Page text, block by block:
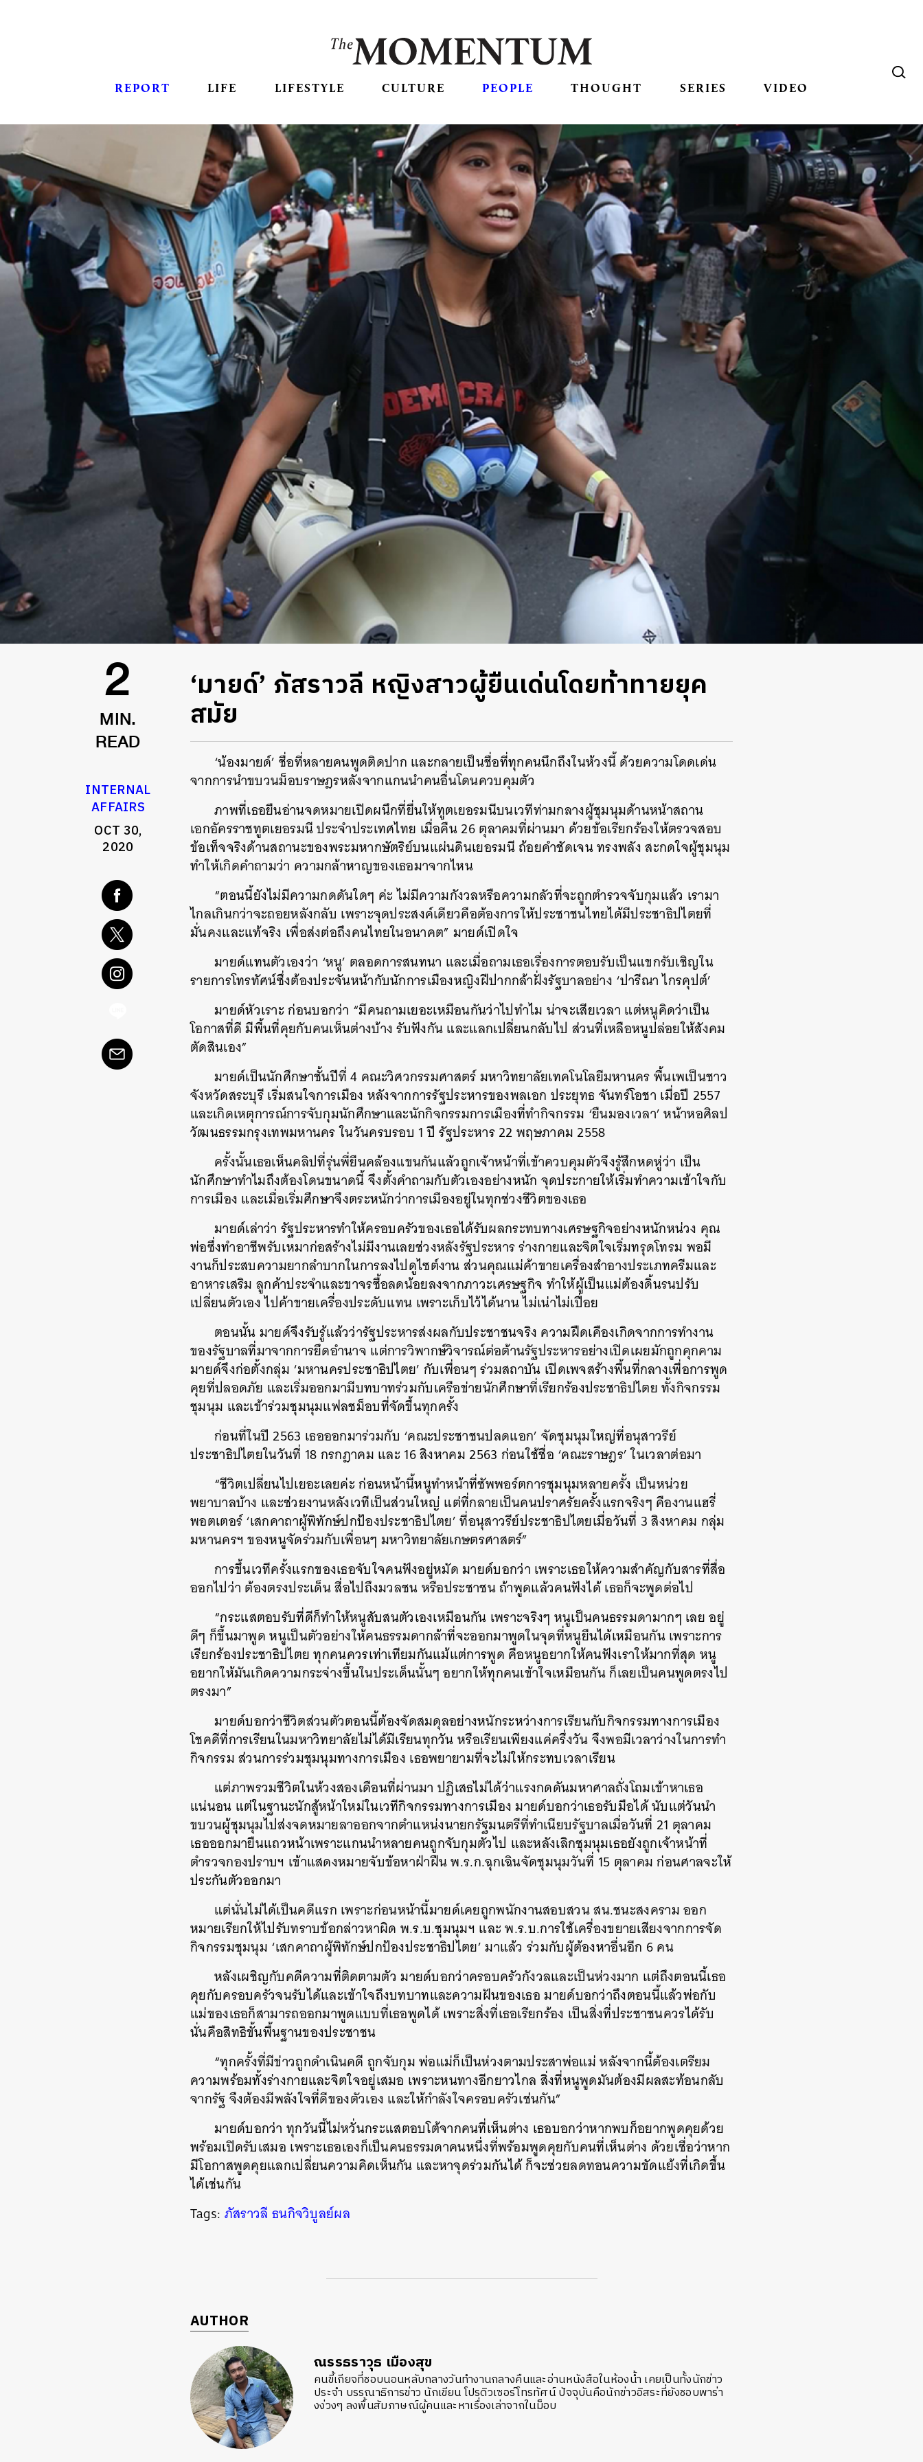
REPORT LIFE LIFESTYLE CULTURE PEOPLE THOUGHT SERIES VIDEO
2
MIN.
READ
INTERNAL
AFFAIRS
OCT 30,
2020
‘มายด์’​ ภัสราวลี หญิงสาวผู้ยืนเด่นโดยท้าทายยุค
สมัย
‘น้องมายด์’​ ชื่อที่หลายคนพูดติดปาก และกลายเป็นชื่อที่ทุกคนนึกถึงในห้วงนี้ ด้วยความโดดเด่น
จากการนำขบวนม็อบราษฎรหลังจากแกนนำคนอื่นโดนควบคุมตัว
ภาพที่เธอยืนอ่านจดหมายเปิดผนึกที่ยื่นให้ทูตเยอรมนีบนเวทีท่ามกลางผู้ชุมนุมด้านหน้าสถาน
เอกอัครราชทูตเยอรมนี ประจำประเทศไทย เมื่อคืน 26 ตุลาคมที่ผ่านมา ด้วยข้อเรียกร้องให้ตรวจสอบ
ข้อเท็จจริงด้านสถานะของพระมหากษัตริย์บนแผ่นดินเยอรมนี ถ้อยคำชัดเจน ทรงพลัง สะกดใจผู้ชุมนุม
ทำให้เกิดคำถามว่า ความกล้าหาญของเธอมาจากไหน
“ตอนนี้ยังไม่มีความกดดันใดๆ ค่ะ ไม่มีความกังวลหรือความกลัวที่จะถูกตำรวจจับกุมแล้ว เรามา
ไกลเกินกว่าจะถอยหลังกลับ เพราะจุดประสงค์เดียวคือต้องการให้ประชาชนไทยได้มีประชาธิปไตยที่
มั่นคงและแท้จริง เพื่อส่งต่อถึงคนไทยในอนาคต” มายด์เปิดใจ
มายด์แทนตัวเองว่า ‘หนู’ ตลอดการสนทนา และเมื่อถามเธอเรื่องการตอบรับเป็นแขกรับเชิญใน
รายการโทรทัศน์ซึ่งต้องประจันหน้ากับนักการเมืองหญิงฝีปากกล้าฝั่งรัฐบาลอย่าง ‘ปารีณา ไกรคุปต์’
มายด์หัวเราะ ก่อนบอกว่า “มีคนถามเยอะเหมือนกันว่าไปทำไม น่าจะเสียเวลา แต่หนูคิดว่าเป็น
โอกาสที่ดี มีพื้นที่คุยกับคนเห็นต่างบ้าง รับฟังกัน และแลกเปลี่ยนกลับไป ส่วนที่เหลือหนูปล่อยให้สังคม
ตัดสินเอง”
มายด์เป็นนักศึกษาชั้นปีที่ 4 คณะวิศวกรรมศาสตร์ มหาวิทยาลัยเทคโนโลยีมหานคร พื้นเพเป็นชาว
จังหวัดสระบุรี เริ่มสนใจการเมือง หลังจากการรัฐประหารของพลเอก ประยุทธ จันทร์โอชา เมื่อปี 2557
และเกิดเหตุการณ์การจับกุมนักศึกษาและนักกิจกรรมการเมืองที่ทำกิจกรรม ‘ยืนมองเวลา’ หน้าหอศิลป
วัฒนธรรมกรุงเทพมหานคร ในวันครบรอบ 1 ปี รัฐประหาร 22 พฤษภาคม 2558
ครั้งนั้นเธอเห็นคลิปที่รุ่นพี่ยืนคล้องแขนกันแล้วถูกเจ้าหน้าที่เข้าควบคุมตัวจึงรู้สึกหดหู่ว่า เป็น
นักศึกษาทำไมถึงต้องโดนขนาดนี้ จึงตั้งคำถามกับตัวเองอย่างหนัก จุดประกายให้เริ่มทำความเข้าใจกับ
การเมือง และเมื่อเริ่มศึกษาจึงตระหนักว่าการเมืองอยู่ในทุกช่วงชีวิตของเธอ
มายด์เล่าว่า รัฐประหารทำให้ครอบครัวของเธอได้รับผลกระทบทางเศรษฐกิจอย่างหนักหน่วง คุณ
พ่อซึ่งทำอาชีพรับเหมาก่อสร้างไม่มีงานเลยช่วงหลังรัฐประหาร ร่างกายและจิตใจเริ่มทรุดโทรม พอมี
งานก็ประสบความยากลำบากในการลงไปดูไซต์งาน ส่วนคุณแม่ค้าขายเครื่องสำอางประเภทครีมและ
อาหารเสริม ลูกค้าประจำและขาจรซื้อลดน้อยลงจากภาวะเศรษฐกิจ ทำให้ผู้เป็นแม่ต้องดิ้นรนปรับ
เปลี่ยนตัวเอง ไปค้าขายเครื่องประดับแทน เพราะเก็บไว้ได้นาน ไม่เน่าไม่เปื่อย
ตอนนั้น มายด์จึงรับรู้แล้วว่ารัฐประหารส่งผลกับประชาชนจริง ความฝืดเคืองเกิดจากการทำงาน
ของรัฐบาลที่มาจากการยึดอำนาจ แต่การวิพากษ์วิจารณ์ต่อต้านรัฐประหารอย่างเปิดเผยมักถูกคุกคาม
มายด์จึงก่อตั้งกลุ่ม ‘มหานครประชาธิปไตย’​ กับเพื่อนๆ ร่วมสถาบัน เปิดเพจสร้างพื้นที่กลางเพื่อการพูด
คุยที่ปลอดภัย และเริ่มออกมามีบทบาทร่วมกับเครือข่ายนักศึกษาที่เรียกร้องประชาธิปไตย ทั้งกิจกรรม
ชุมนุม และเข้าร่วมชุมนุมแฟลชม็อบที่จัดขึ้นทุกครั้ง
ก่อนที่ในปี 2563 เธอออกมาร่วมกับ ‘คณะประชาชนปลดแอก’ จัดชุมนุมใหญ่ที่อนุสาวรีย์
ประชาธิปไตยในวันที่ 18 กรกฎาคม และ 16 สิงหาคม 2563 ก่อนใช้ชื่อ ‘คณะราษฎร’ ในเวลาต่อมา
“ชีวิตเปลี่ยนไปเยอะเลยค่ะ ก่อนหน้านี้หนูทำหน้าที่ซัพพอร์ตการชุมนุมหลายครั้ง เป็นหน่วย
พยาบาลบ้าง และช่วยงานหลังเวทีเป็นส่วนใหญ่ แต่ที่กลายเป็นคนปราศรัยครั้งแรกจริงๆ คืองานแฮรี่
พอตเตอร์ ‘เสกคาถาผู้พิทักษ์ปกป้องประชาธิปไตย’ ที่อนุสาวรีย์ประชาธิปไตยเมื่อวันที่ 3 สิงหาคม กลุ่ม
มหานครฯ ของหนูจัดร่วมกับเพื่อนๆ มหาวิทยาลัยเกษตรศาสตร์”
การขึ้นเวทีครั้งแรกของเธอจับใจคนฟังอยู่หมัด มายด์บอกว่า เพราะเธอให้ความสำคัญกับสารที่สื่อ
ออกไปว่า ต้องตรงประเด็น สื่อไปถึงมวลชน หรือประชาชน ถ้าพูดแล้วคนฟังได้ เธอก็จะพูดต่อไป
“กระแสตอบรับที่ดีก็ทำให้หนูสับสนตัวเองเหมือนกัน เพราะจริงๆ หนูเป็นคนธรรมดามากๆ เลย อยู่
ดีๆ ก็ขึ้นมาพูด หนูเป็นตัวอย่างให้คนธรรมดากล้าที่จะออกมาพูดในจุดที่หนูยืนได้เหมือนกัน เพราะการ
เรียกร้องประชาธิปไตย ทุกคนควรเท่าเทียมกันแม้แต่การพูด คือหนูอยากให้คนฟังเราให้มากที่สุด หนู
อยากให้มันเกิดความกระจ่างขึ้นในประเด็นนั้นๆ อยากให้ทุกคนเข้าใจเหมือนกัน ก็เลยเป็นคนพูดตรงไป
ตรงมา”
มายด์บอกว่าชีวิตส่วนตัวตอนนี้ต้องจัดสมดุลอย่างหนักระหว่างการเรียนกับกิจกรรมทางการเมือง
โชคดีที่การเรียนในมหาวิทยาลัยไม่ได้มีเรียนทุกวัน หรือเรียนเพียงแค่ครึ่งวัน จึงพอมีเวลาว่างในการทำ
กิจกรรม ส่วนการร่วมชุมนุมทางการเมือง เธอพยายามที่จะไม่ให้กระทบเวลาเรียน
แต่ภาพรวมชีวิตในห้วงสองเดือนที่ผ่านมา ปฏิเสธไม่ได้ว่าแรงกดดันมหาศาลถั่งโถมเข้าหาเธอ
แน่นอน แต่ในฐานะนักสู้หน้าใหม่ในเวทีกิจกรรมทางการเมือง มายด์บอกว่าเธอรับมือได้ นับแต่วันนำ
ขบวนผู้ชุมนุมไปส่งจดหมายลาออกจากตำแหน่งนายกรัฐมนตรีที่ทำเนียบรัฐบาลเมื่อวันที่ 21 ตุลาคม
เธอออกมายืนแถวหน้าเพราะแกนนำหลายคนถูกจับกุมตัวไป และหลังเลิกชุมนุมเธอยังถูกเจ้าหน้าที่
ตำรวจกองปราบฯ เข้าแสดงหมายจับข้อหาฝ่าฝืน พ.ร.ก.ฉุกเฉินจัดชุมนุมวันที่ 15 ตุลาคม ก่อนศาลจะให้
ประกันตัวออกมา
แต่นั่นไม่ได้เป็นคดีแรก เพราะก่อนหน้านี้มายด์เคยถูกพนักงานสอบสวน สน.ชนะสงคราม ออก
หมายเรียกให้ไปรับทราบข้อกล่าวหาผิด พ.ร.บ.ชุมนุมฯ และ พ.ร.บ.การใช้เครื่องขยายเสียงจากการจัด
กิจกรรมชุมนุม ‘เสกคาถาผู้พิทักษ์ปกป้องประชาธิปไตย’ มาแล้ว ร่วมกับผู้ต้องหาอื่นอีก 6 คน
หลังเผชิญกับคดีความที่ติดตามตัว มายด์บอกว่าครอบครัวกังวลและเป็นห่วงมาก แต่ถึงตอนนี้เธอ
คุยกับครอบครัวจนรับได้และเข้าใจถึงบทบาทและความฝันของเธอ มายด์บอกว่าถึงตอนนี้แล้วพ่อกับ
แม่ของเธอก็สามารถออกมาพูดแบบที่เธอพูดได้ เพราะสิ่งที่เธอเรียกร้อง เป็นสิ่งที่ประชาชนควรได้รับ
นั่นคือสิทธิขั้นพื้นฐานของประชาชน
“ทุกครั้งที่มีข่าวถูกดำเนินคดี ถูกจับกุม พ่อแม่ก็เป็นห่วงตามประสาพ่อแม่ หลังจากนี้ต้องเตรียม
ความพร้อมทั้งร่างกายและจิตใจอยู่เสมอ เพราะหนทางอีกยาวไกล สิ่งที่หนูพูดมันต้องมีผลสะท้อนกลับ
จากรัฐ จึงต้องมีพลังใจที่ดีของตัวเอง และให้กำลังใจครอบครัวเช่นกัน”
มายด์บอกว่า ทุกวันนี้ไม่หวั่นกระแสตอบโต้จากคนที่เห็นต่าง เธอบอกว่าหากพบก็อยากพูดคุยด้วย
พร้อมเปิดรับเสมอ เพราะเธอเองก็เป็นคนธรรมดาคนหนึ่งที่พร้อมพูดคุยกับคนที่เห็นต่าง ด้วยเชื่อว่าหาก
มีโอกาสพูดคุยแลกเปลี่ยนความคิดเห็นกัน และหาจุดร่วมกันได้ ก็จะช่วยลดทอนความขัดแย้งที่เกิดขึ้น
ได้เช่นกัน
Tags: ภัสราวลี ธนกิจวิบูลย์ผล
AUTHOR
ณรรธราวุธ เมืองสุข
คนขี้เกียจที่ชอบนอนหลับกลางวันทำงานกลางคืนและอ่านหนังสือในห้องน้ำ เคยเป็นทั้งนักข่าว
ประจำ บรรณาธิการข่าว นักเขียน โปรดิวเซอร์โทรทัศน์ ปัจจุบันคือนักข่าวอิสระที่ยังชอบพาร่า
งง่วงๆ ลงพื้นสัมภาษณ์ผู้คนและหาเรื่องเล่าจากในม็อบ
ค้นหา
SHARE TWEET LINE EMAIL